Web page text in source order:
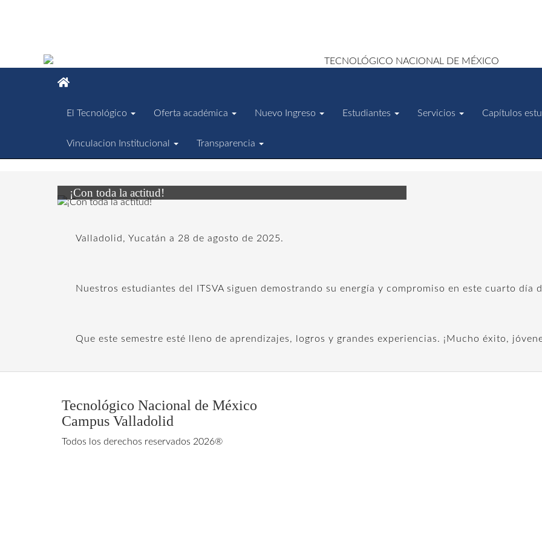
El Tecnológico Oferta académica Nuevo Ingreso Estudiantes Servicios Capítulos
Vinculacion Institucional Transparencia
¡Con toda la actitud!
Valladolid, Yucatán a 28 de agosto de 2025.
Nuestros estudiantes del ITSVA siguen demostrando su energía y compromiso en este cuarto día
Que este semestre esté lleno de aprendizajes, logros y grandes experiencias. ¡Mucho éxito,
Tecnológico Nacional de México
Campus Valladolid
Todos los derechos reservados 2026®